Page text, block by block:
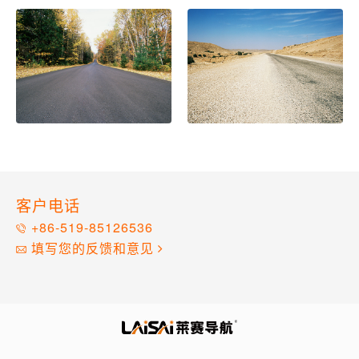
客户电话
+86-519-85126536
填写您的反馈和意见